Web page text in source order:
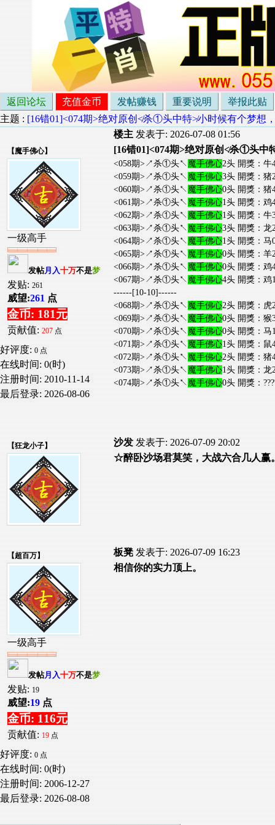
返回论坛 充值金币 发帖赚钱 重要说明
举报此贴
主题 : [16错01]<074期>绝对原创≮杀①头中特≯小时候有个梦想
【魔手佛心】
一级高手
发帖月入十万不是梦
发贴: 261
威望:261 点
金币: 181元
贡献值: 207 点
好评度: 0 点
在线时间: 0(时)
注册时间: 2010-11-14
最后登录: 2026-08-06
楼主 发表于: 2026-07-08 01:56
[16错01]<074期>绝对原创≮杀①头中
<058期>↗杀①头↖ 魔手佛心2头 開獎：牛
<059期>↗杀①头↖ 魔手佛心3头 開獎：猪
<060期>↗杀①头↖ 魔手佛心0头 開獎：猪
<061期>↗杀①头↖ 魔手佛心1头 開獎：鸡
<062期>↗杀①头↖ 魔手佛心1头 開獎：牛
<063期>↗杀①头↖ 魔手佛心3头 開獎：龙
<064期>↗杀①头↖ 魔手佛心1头 開獎：马
<065期>↗杀①头↖ 魔手佛心0头 開獎：羊
<066期>↗杀①头↖ 魔手佛心0头 開獎：鸡
<067期>↗杀①头↖ 魔手佛心4头 開獎：鸡
------[10-10]------
<068期>↗杀①头↖ 魔手佛心2头 開獎：虎
<069期>↗杀①头↖ 魔手佛心0头 開獎：猴
<070期>↗杀①头↖ 魔手佛心0头 開獎：马
<071期>↗杀①头↖ 魔手佛心1头 開獎：鼠
<072期>↗杀①头↖ 魔手佛心2头 開獎：猪
<073期>↗杀①头↖ 魔手佛心1头 開獎：龙
<074期>↗杀①头↖ 魔手佛心0头 開獎：
【狂龙小子】 沙发 发表于: 2026-07-09 20:02
☆醉卧沙场君莫笑，大战六合几人
【超百万】
一级高手
发帖月入十万不是梦
发贴: 19
威望:19 点
金币: 116元
贡献值: 19 点
好评度: 0 点
在线时间: 0(时)
注册时间: 2006-12-27
最后登录: 2026-08-08
板凳 发表于: 2026-07-09 16:23
相信你的实力顶上。